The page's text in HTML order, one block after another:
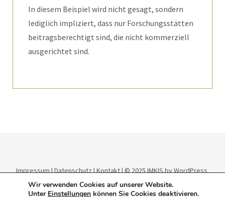
In diesem Beispiel wird nicht gesagt, sondern
lediglich impliziert, dass nur Forschungsstätten
beitragsberechtigt sind, die nicht kommerziell
ausgerichtet sind.
Impressum|Datenschutz|Kontakt| © 2025IMKISby WordPress.
Theme: Elmastudio.
Wir verwenden Cookies auf unserer Website.
Unter Einstellungen können Sie Cookies deaktivieren.